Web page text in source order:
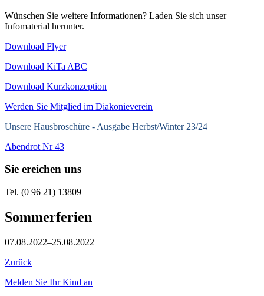
Wünschen Sie weitere Informationen? Laden Sie sich unser
Infomaterial herunter.
Download Flyer
Download KiTa ABC
Download Kurzkonzeption
Werden Sie Mitglied im Diakonieverein
Unsere Hausbroschüre - Ausgabe Herbst/Winter 23/24
Abendrot Nr 43
Sie ereichen uns
Tel. (0 96 21) 13809
Sommerferien
07.08.2022–25.08.2022
Zurück
Melden Sie Ihr Kind an